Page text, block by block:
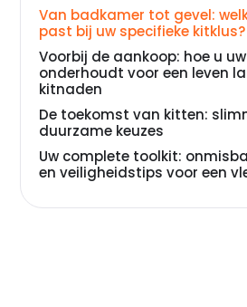
Van badkamer tot gevel:
past bij uw specifieke kitklus?
Voorbij de aankoop: hoe u
onderhoudt voor een leven
kitnaden
De toekomst van kitten:
duurzame keuzes
Uw complete toolkit:
en veiligheidstips voor een